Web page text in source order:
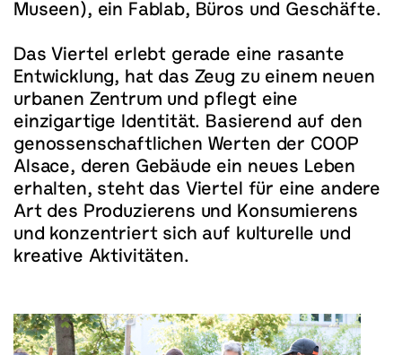
Museen), ein Fablab, Büros und Geschäfte.
Das Viertel erlebt gerade eine rasante
Entwicklung, hat das Zeug zu einem neuen
urbanen Zentrum und pflegt eine
einzigartige Identität. Basierend auf den
genossenschaftlichen Werten der COOP
Alsace, deren Gebäude ein neues Leben
erhalten, steht das Viertel für eine andere
Art des Produzierens und Konsumierens
und konzentriert sich auf kulturelle und
kreative Aktivitäten.